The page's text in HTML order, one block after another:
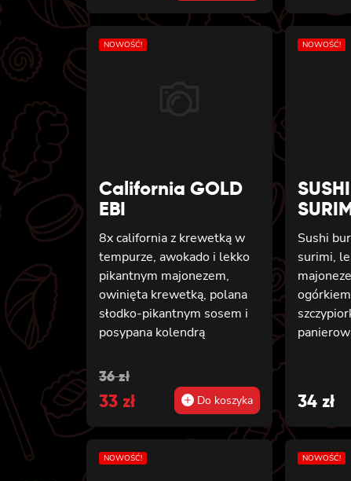
was:
34 zł.
is:
31 zł.
was:
34 zł.
is:
31 zł.
NOWOŚĆ!
California GOLD
EBI
8x california z krewetką w
tempurze, awokado i lekko
pikantnym majonezem,
owinięta krewetką, polana
słodko-pikantnym sosem i
posypana kolendrą
36zł
Original
price
was:
36 zł.
33 zł
Current
price
is:
33 zł.
Do koszyka
NOWOŚĆ!
Sushi
surimi,
34zł
NOWOŚĆ! NOWOŚĆ!